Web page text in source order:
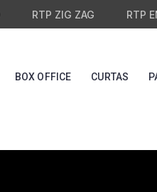
RTP ZIG ZAG RTP
BOX OFFICE CURTAS